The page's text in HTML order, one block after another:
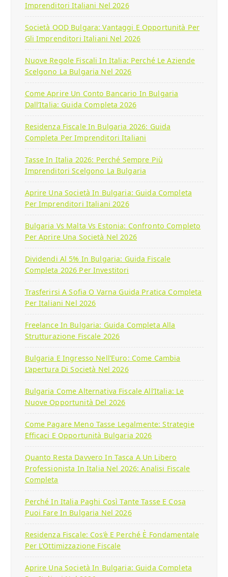
Imprenditori Italiani Nel 2026
Società OOD Bulgara: Vantaggi E Opportunità Per
Gli Imprenditori Italiani Nel 2026
Nuove Regole Fiscali In Italia: Perché Le Aziende
Scelgono La Bulgaria Nel 2026
Come Aprire Un Conto Bancario In Bulgaria
Dall’Italia: Guida Completa 2026
Residenza Fiscale In Bulgaria 2026: Guida
Completa Per Imprenditori Italiani
Tasse In Italia 2026: Perché Sempre Più
Imprenditori Scelgono La Bulgaria
Aprire Una Società In Bulgaria: Guida Completa
Per Imprenditori Italiani 2026
Bulgaria Vs Malta Vs Estonia: Confronto Completo
Per Aprire Una Società Nel 2026
Dividendi Al 5% In Bulgaria: Guida Fiscale
Completa 2026 Per Investitori
Trasferirsi A Sofia O Varna Guida Pratica Completa
Per Italiani Nel 2026
Freelance In Bulgaria: Guida Completa Alla
Strutturazione Fiscale 2026
Bulgaria E Ingresso Nell’Euro: Come Cambia
L’apertura Di Società Nel 2026
Bulgaria Come Alternativa Fiscale All’Italia: Le
Nuove Opportunità Del 2026
Come Pagare Meno Tasse Legalmente: Strategie
Efficaci E Opportunità Bulgaria 2026
Quanto Resta Davvero In Tasca A Un Libero
Professionista In Italia Nel 2026: Analisi Fiscale
Completa
Perché In Italia Paghi Così Tante Tasse E Cosa
Puoi Fare In Bulgaria Nel 2026
Residenza Fiscale: Cos’è E Perché È Fondamentale
Per L’Ottimizzazione Fiscale
Aprire Una Società In Bulgaria: Guida Completa